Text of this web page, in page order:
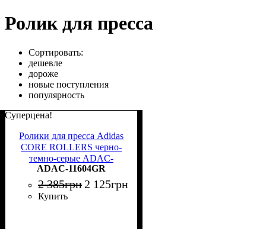
Ролик для пресса
Сортировать:
дешевле
дороже
новые поступления
популярность
Суперцена!
Ролики для пресса Adidas
CORE ROLLERS черно-
темно-серые ADAC-
11604GR
ADAC-11604GR
2 385грн 2 125грн
Купить